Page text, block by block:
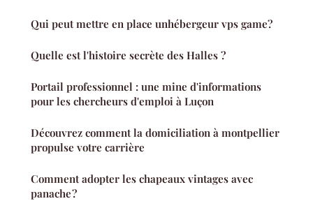
Qui peut mettre en place unhébergeur vps game?
Quelle est l'histoire secrète des Halles ?
Portail professionnel : une mine d'informations
pour les chercheurs d'emploi à Luçon
Découvrez comment la domiciliation à montpellier
propulse votre carrière
Comment adopter les chapeaux vintages avec
panache ?